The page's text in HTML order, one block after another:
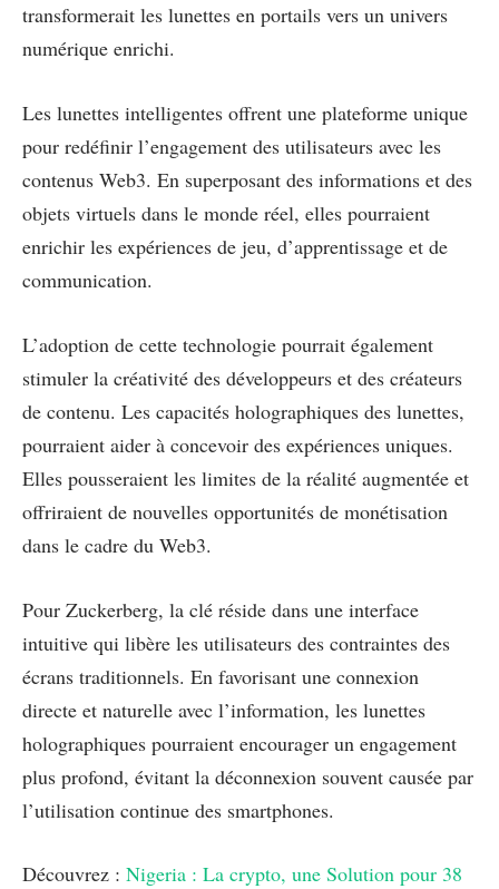
transformerait les lunettes en portails vers un univers
numérique enrichi.
Les lunettes intelligentes offrent une plateforme unique
pour redéfinir l’engagement des utilisateurs avec les
contenus Web3. En superposant des informations et des
objets virtuels dans le monde réel, elles pourraient
enrichir les expériences de jeu, d’apprentissage et de
communication.
L’adoption de cette technologie pourrait également
stimuler la créativité des développeurs et des créateurs
de contenu. Les capacités holographiques des lunettes,
pourraient aider à concevoir des expériences uniques.
Elles pousseraient les limites de la réalité augmentée et
offriraient de nouvelles opportunités de monétisation
dans le cadre du Web3.
Pour Zuckerberg, la clé réside dans une interface
intuitive qui libère les utilisateurs des contraintes des
écrans traditionnels. En favorisant une connexion
directe et naturelle avec l’information, les lunettes
holographiques pourraient encourager un engagement
plus profond, évitant la déconnexion souvent causée par
l’utilisation continue des smartphones.
Découvrez : Nigeria : La crypto, une Solution pour 38